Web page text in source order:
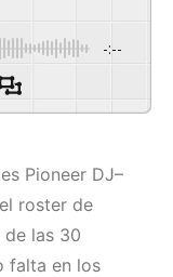
-:--
Pioneer DJ–
roster de
las 30
falta en los